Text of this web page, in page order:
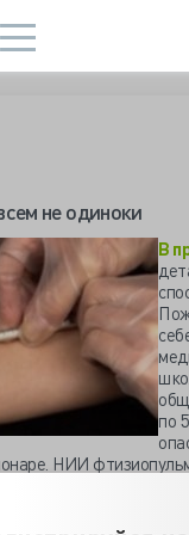
не одиноки
В
по
НИИ
11
в